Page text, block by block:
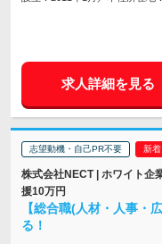
求人詳細を見る
志望動機・自己PR不要
株式会社NECT | ホワイト企
援10万円
【総合職(人材・人事・
る！